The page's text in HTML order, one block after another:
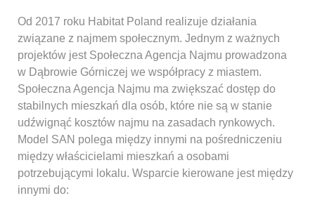
Od 2017 roku Habitat Poland realizuje działania
związane z najmem społecznym. Jednym z ważnych
projektów jest Społeczna Agencja Najmu prowadzona
w Dąbrowie Górniczej we współpracy z miastem.
Społeczna Agencja Najmu ma zwiększać dostęp do
stabilnych mieszkań dla osób, które nie są w stanie
udźwignąć kosztów najmu na zasadach rynkowych.
Model SAN polega między innymi na pośredniczeniu
między właścicielami mieszkań a osobami
potrzebującymi lokalu. Wsparcie kierowane jest między
innymi do: